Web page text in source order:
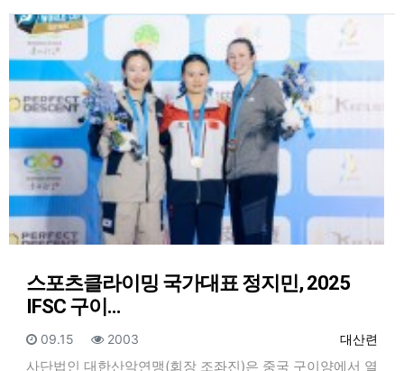
스포츠클라이밍 국가대표 정지민, 2025
IFSC 구이…
등록자
대산련
등록일
09.15 조회
2003
사단법인 대한산악연맹(회장 조좌진)은 중국 구이양에서 열